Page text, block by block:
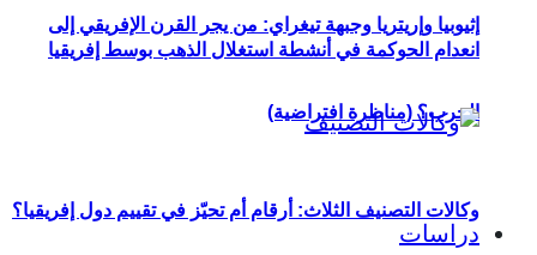
إثيوبيا وإريتريا وجبهة تيغراي: من يجر القرن الإفريقي إلى
الحرب؟ (مناظرة افتراضية)
دراسات
انعدام الحوكمة في أنشطة استغلال الذهب بوسط إفريقيا
وكالات التصنيف الثلاث: أرقام أم تحيّز في تقييم دول إفريقيا؟